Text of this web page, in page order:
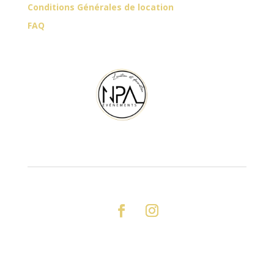
Conditions Générales de location
FAQ